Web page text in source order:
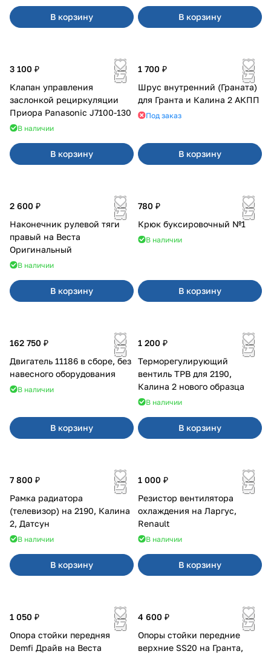
В корзину В корзину
3 100 ₽
Клапан управления
заслонкой рециркуляции
Приора Panasonic J7100-130
В наличии
В корзину
1 700 ₽
Шрус внутренний (Граната)
для Гранта и Калина 2 АКПП
Под заказ
В корзину
2 600 ₽
Наконечник рулевой тяги
правый на Веста
Оригинальный
В наличии
В корзину
780 ₽
Крюк буксировочный №1
В наличии
В корзину
162 750 ₽
Двигатель 11186 в сборе, без
навесного оборудования
В наличии
В корзину
1 200 ₽
Терморегулирующий
вентиль ТРВ для 2190,
Калина 2 нового образца
В наличии
В корзину
7 800 ₽
Рамка радиатора
(телевизор) на 2190, Калина
2, Датсун
В наличии
В корзину
1 000 ₽
Резистор вентилятора
охлаждения на Ларгус,
Renault
В наличии
В корзину
1 050 ₽
Опора стойки передняя
Demfi Драйв на Веста
4 600 ₽
Опоры стойки передние
верхние SS20 на Гранта,